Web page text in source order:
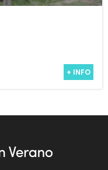
+ INFO